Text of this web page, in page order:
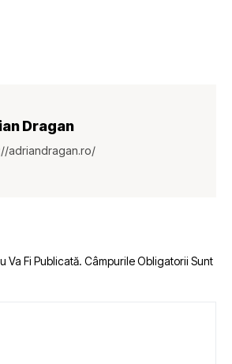
Dragan
adriandragan.ro/
Va Fi Publicată. Câmpurile Obligatorii Sunt